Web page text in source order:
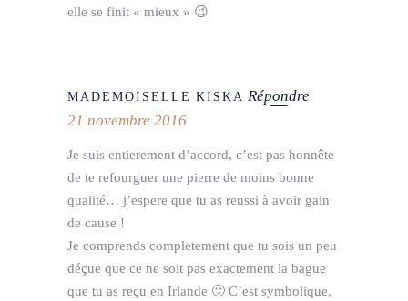
elle se finit « mieux » 😉
MADEMOISELLE KISKA Répondre
21 novembre 2016
Je suis entierement d’accord, c’est pas honnête
de te refourguer une pierre de moins bonne
qualité… j’espere que tu as reussi à avoir gain
de cause !
Je comprends completement que tu sois un peu
déçue que ce ne soit pas exactement la bague
que tu as reçu en Irlande 🙂 C’est symbolique,